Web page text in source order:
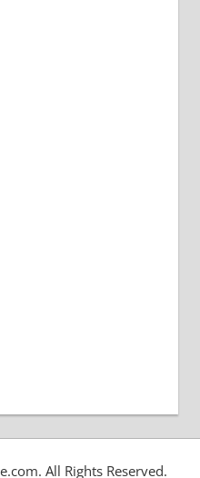
All Rights Reserved.